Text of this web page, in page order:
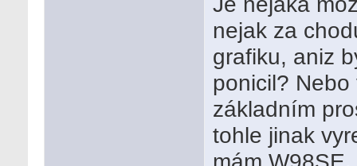
nejak za
grafiku, aniz
ponicil?
základním
tohle jinak